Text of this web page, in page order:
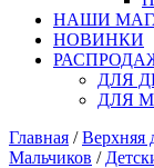
НАШИ
НОВИНКИ
ДЛЯ
ДЛЯ
Главная /Верхняя
Мальчиков /